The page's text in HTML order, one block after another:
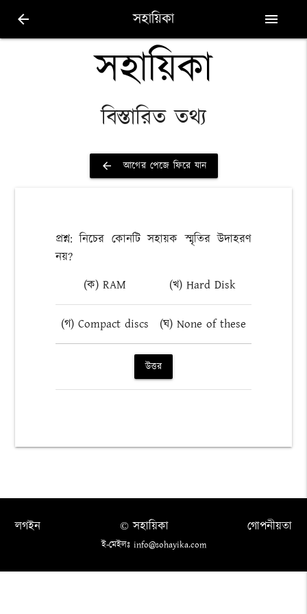
arrow_back সহায়িকা menu
সহায়িকা
বিস্তারিত তথ্য
arrow_back আগের পেজে ফিরে যান
প্রশ্ন: নিচের কোনটি সহায়ক স্মৃতির উদাহরণ
নয়?
(ক) RAM
(খ) Hard Disk
(গ) Compact discs (ঘ) None of these
উত্তর
লগইন গোপনীয়তা
© সহায়িকা
ই-মেইলঃ info@sohayika.com